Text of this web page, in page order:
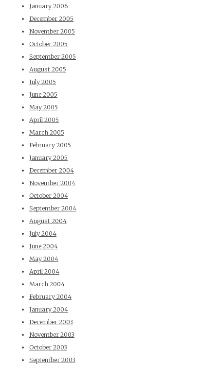
January 2006
December 2005
November 2005
October 2005
September 2005
August 2005
July 2005
June 2005
May 2005
April 2005
March 2005
February 2005
January 2005
December 2004
November 2004
October 2004
September 2004
August 2004
July 2004
June 2004
May 2004
April 2004
March 2004
February 2004
January 2004
December 2003
November 2003
October 2003
September 2003